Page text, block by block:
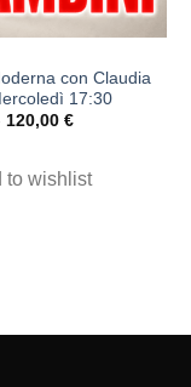
con Claudia
17:30
120,00 €